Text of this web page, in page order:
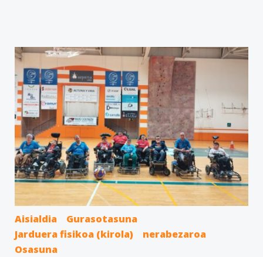
Aisialdia
Gurasotasuna
Jarduera fisikoa (kirola)
nerabezaroa
Osasuna